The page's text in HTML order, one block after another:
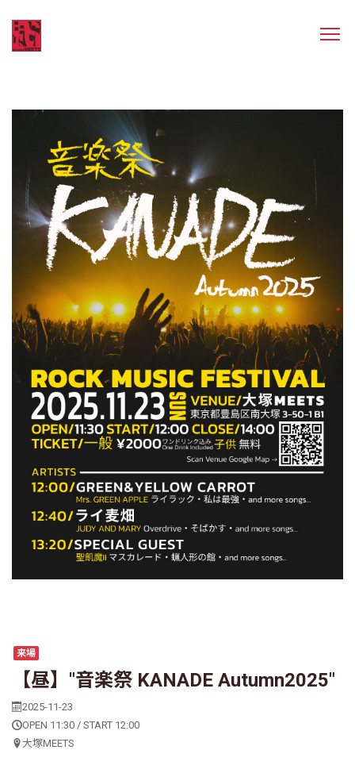
来場
【昼】"音楽祭 KANADE Autumn2025"
2025-11-23
OPEN 11:30 / START 12:00
大塚MEETS